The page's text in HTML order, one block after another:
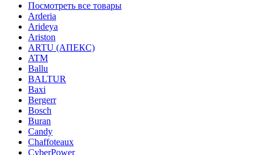
Посмотреть все товары
Arderia
Arideya
Ariston
ARTU (АПЕКС)
ATM
Ballu
BALTUR
Baxi
Bergerr
Bosch
Buran
Candy
Chaffoteaux
CyberPower